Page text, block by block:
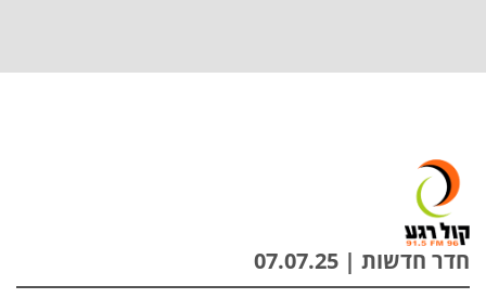
חדר חדשות | 07.07.25